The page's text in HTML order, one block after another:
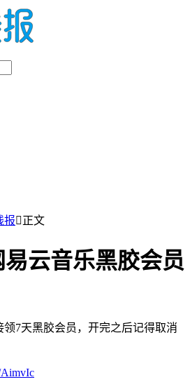
报正文
云音乐黑胶会员
领7天黑胶会员，开完之后记得取消
AimvIc